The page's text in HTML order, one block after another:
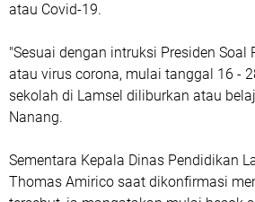
atau Covid-19.
"Sesuai dengan intruksi Presiden Soal
atau virus corona, mulai tanggal 16 -
sekolah di Lamsel diliburkan atau
Nanang.
Sementara Kepala Dinas Pendidikan
Thomas Amirico saat dikonfirmasi